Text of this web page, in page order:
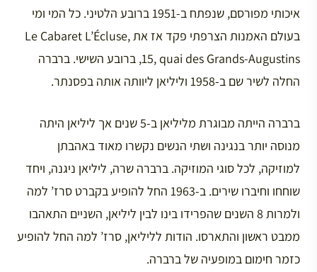
איכותי מפורסם, שנפתח ב-1951 ברובע הלטיני. כל המי ומי
בעולם האמנות הצרפתי פקד אז את Le Cabaret L’Écluse,
15, quai des Grands-Augustins, ברובע השישי. ברברה
החלה לשיר שם ב-1958 וליליאן ליוותה אותה בפסנתר.
ברברה הייתה מבוגרת מליליאן ב-5 שנים אך ליליאן היתה
מנוסה יותר בנגינה ושתי הנשים נקשרו מאוד באהבתן
למוזיקה, לכל סוגי המוזיקה. ברברה שרה, ליליאן ניגנה, ויחד
שוחחו וחיברו שירים. ב-1963 החל להופיע בקברט סרז’ למה
ולמרות 8 השנים שהפרידו בינו לבין ליליאן, השניים התאהבו
ממבט ראשון והתארסו. הודות לליליאן, סרז’ למה החל להופיע
כזמר חימום במופעיה של ברברה.